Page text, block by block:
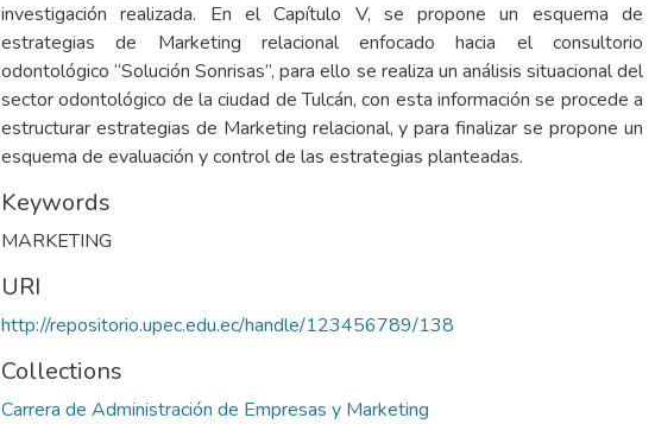
investigación realizada. En el Capítulo V, se propone un esquema de
estrategias de Marketing relacional enfocado hacia el consultorio
odontológico “Solución Sonrisas”, para ello se realiza un análisis situacional del
sector odontológico de la ciudad de Tulcán, con esta información se procede a
estructurar estrategias de Marketing relacional, y para finalizar se propone un
esquema de evaluación y control de las estrategias planteadas.
Keywords
MARKETING
URI
http://repositorio.upec.edu.ec/handle/123456789/138
Collections
Carrera de Administración de Empresas y Marketing